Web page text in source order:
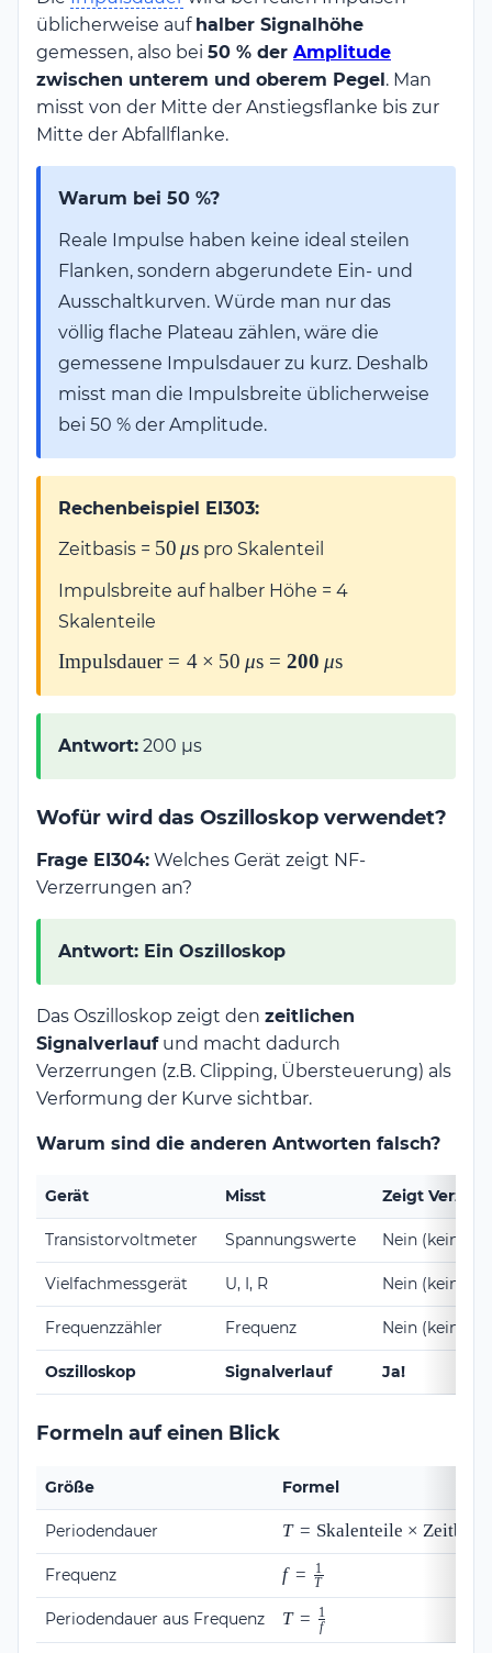
üblicherweise auf halber Signalhöhe
gemessen, also bei 50 % der Amplitude
zwischen unterem und oberem Pegel. Man
misst von der Mitte der Anstiegsflanke bis zur
Mitte der Abfallflanke.
Warum bei 50 %?
Reale Impulse haben keine ideal steilen
Flanken, sondern abgerundete Ein- und
Ausschaltkurven. Würde man nur das
völlig flache Plateau zählen, wäre die
gemessene Impulsdauer zu kurz. Deshalb
misst man die Impulsbreite üblicherweise
bei 50 % der Amplitude.
Rechenbeispiel EI303:
Zeitbasis = 50\,\mu\text{s}
50 μs pro Skalenteil
Impulsbreite auf halber Höhe = 4
Skalenteile
\text{Impulsdauer} = 4
Impulsdauer = 4 × 50 μs = 200 μs
Antwort: 200 μs
Wofür wird das Oszilloskop verwendet?
Frage EI304: Welches Gerät zeigt NF-
Verzerrungen an?
Antwort: Ein Oszilloskop
Das Oszilloskop zeigt den zeitlichen
Signalverlaufund macht dadurch
Verzerrungen (z.B. Clipping, Übersteuerung) als
Verformung der Kurve sichtbar.
Warum sind die anderen Antworten falsch?
Gerät Misst Zeigt
Transistorvoltmeter Spannungswerte Nein (keine
Vielfachmessgerät U, I, R Nein (keine
Frequenzzähler Frequenz Nein (keine
Oszilloskop Signalverlauf Ja!
Formeln auf einen Blick
Größe Formel
Periodendauer
T =
\text{Skalenteile}
\times
\text{Zeitbasis}
T = Skalenteile × Zeitbasis
Frequenz
f =
\frac{1}
{T}
f = T
1
Periodendauer aus Frequenz
T =
\frac{1}
T = f
1